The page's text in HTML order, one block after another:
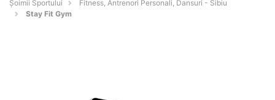
Șoimii Sportului
Fitness, Antrenori Personali, Dansuri - Sibiu
Stay Fit Gym